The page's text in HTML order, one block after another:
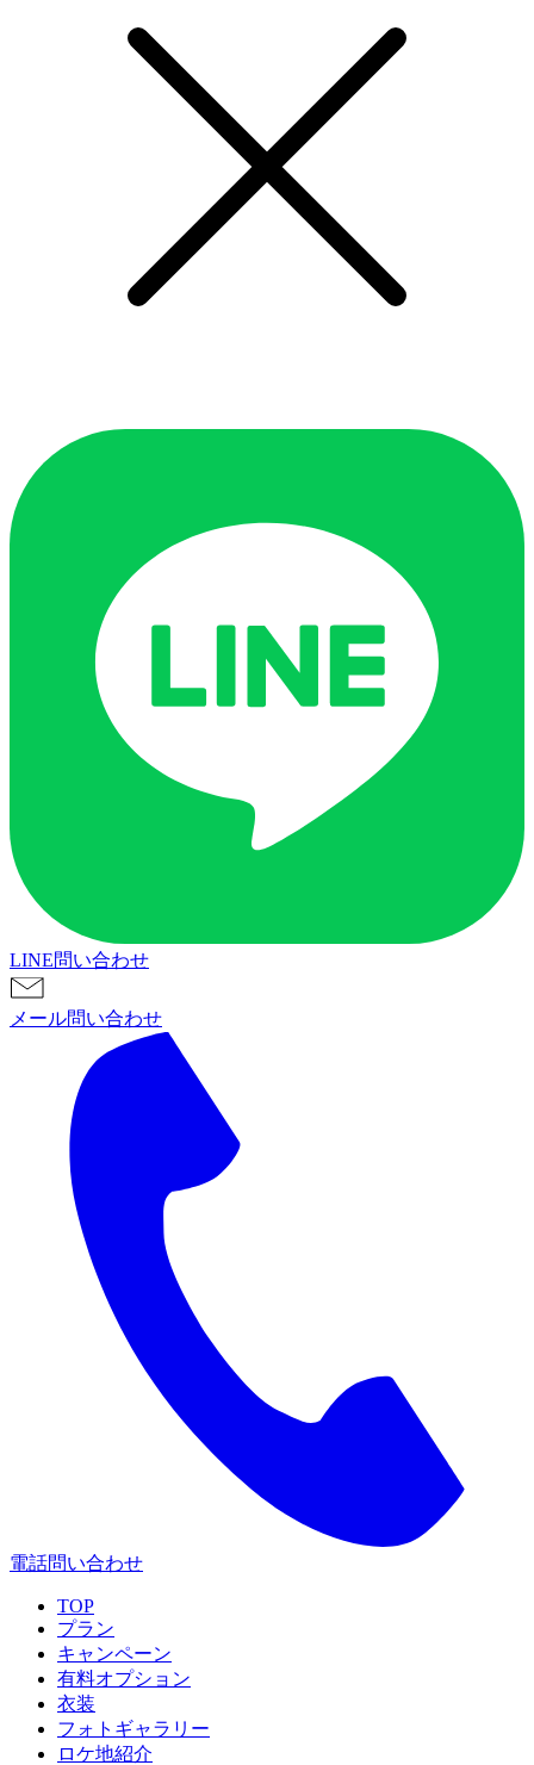
LINE問い合わせ
メール問い合わせ
電話問い合わせ
TOP
プラン
キャンペーン
有料オプション
衣装
フォトギャラリー
ロケ地紹介